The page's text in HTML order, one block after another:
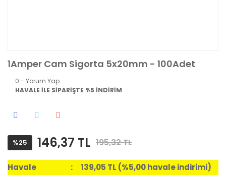
1Amper Cam Sigorta 5x20mm - 100Adet
0 - Yorum Yap
HAVALE İLE SİPARİŞTE %5 İNDİRİM
%25 146,37 TL 195,32 TL
Havale 139,05 TL (%5,00 havale indirimi)